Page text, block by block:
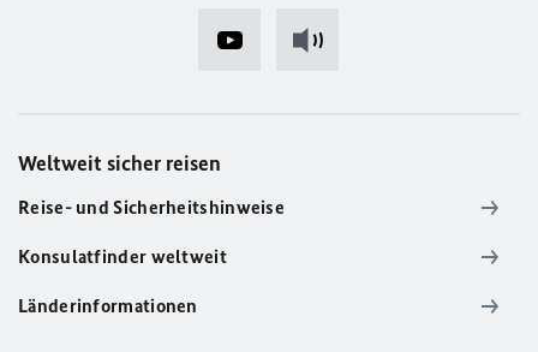
Weltweit sicher reisen
Reise- und Sicherheitshinweise
Konsulatfinder weltweit
Länderinformationen